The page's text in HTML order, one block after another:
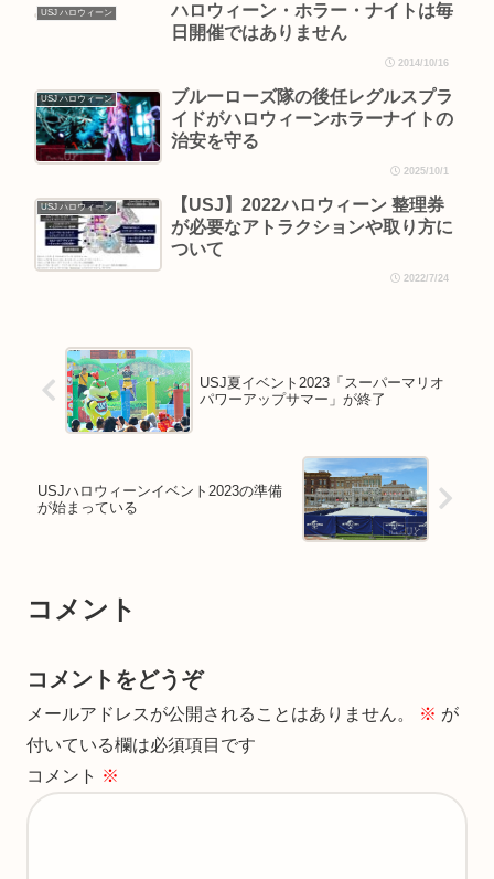
USJ ハロウィーン
ハロウィーン・ホラー・ナイトは毎
日開催ではありません
2014/10/16
USJ ハロウィーン
ブルーローズ隊の後任レグルスプラ
イドがハロウィーンホラーナイトの
治安を守る
2025/10/1
USJ ハロウィーン
【USJ】2022ハロウィーン 整理券
が必要なアトラクションや取り方に
ついて
2022/7/24
USJ夏イベント2023「スーパーマリオ
パワーアップサマー」が終了
USJハロウィーンイベント2023の準備
が始まっている
コメント
コメントをどうぞ
メールアドレスが公開されることはありません。 ※ が
付いている欄は必須項目です
コメント ※